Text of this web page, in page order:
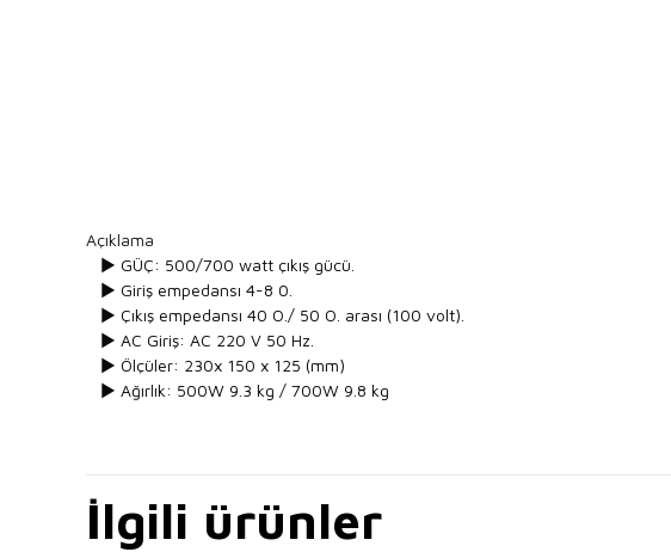
Açıklama
► GÜÇ: 500/700 watt çıkış gücü.
► Giriş empedansı 4-8 0.
► Çıkış empedansı 40 O./ 50 O. arası (100 volt).
► AC Giriş: AC 220 V 50 Hz.
► Ölçüler: 230x 150 x 125 (mm)
► Ağırlık: 500W 9.3 kg / 700W 9.8 kg
İlgili ürünler